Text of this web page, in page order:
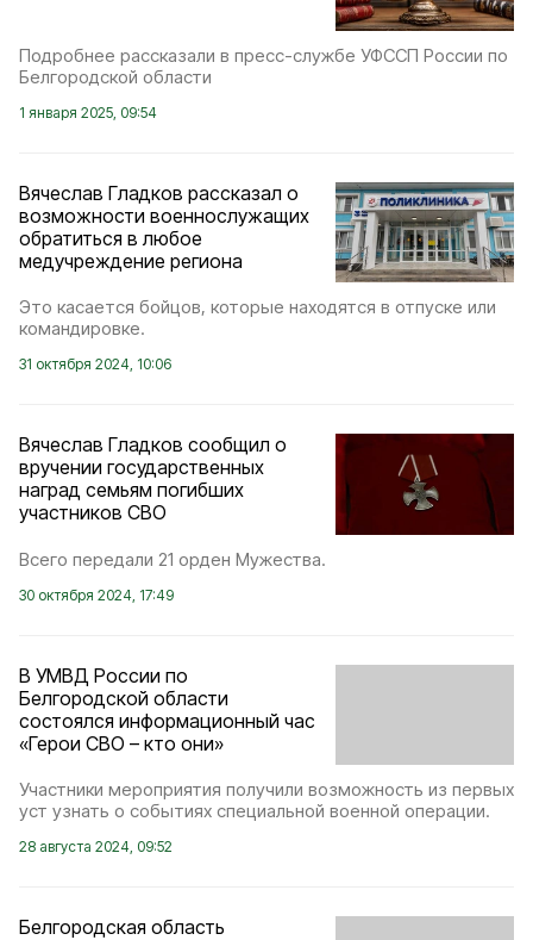
Подробнее рассказали в пресс-службе УФССП России по
Белгородской области
1 января 2025, 09:54
Вячеслав Гладков рассказал о
возможности военнослужащих
обратиться в любое
медучреждение региона
Это касается бойцов, которые находятся в отпуске или
командировке.
31 октября 2024, 10:06
Вячеслав Гладков сообщил о
вручении государственных
наград семьям погибших
участников СВО
Всего передали 21 орден Мужества.
30 октября 2024, 17:49
В УМВД России по
Белгородской области
состоялся информационный час
«Герои СВО – кто они»
Участники мероприятия получили возможность из первых
уст узнать о событиях специальной военной операции.
28 августа 2024, 09:52
Белгородская область